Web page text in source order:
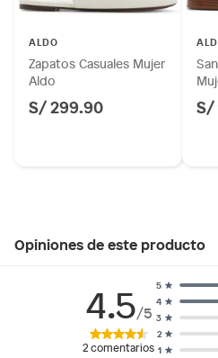
ALDO
Zapatos Casuales Mujer
Aldo
S/ 299.90 S/
Opiniones de este producto
4.5/5
2comentarios 1
2
3
4
5